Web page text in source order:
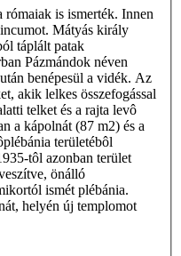
rómaiak is ismerték. Innen
Mátyás király
táplált patak
Pázmándok néven
benépesül a vidék. Az
akik lelkes összefogással
telket és a rajta levô
a kápolnát (87 m2) és a
területébôl
tôl azonban terület
önálló
ismét plébánia.
helyén új templomot